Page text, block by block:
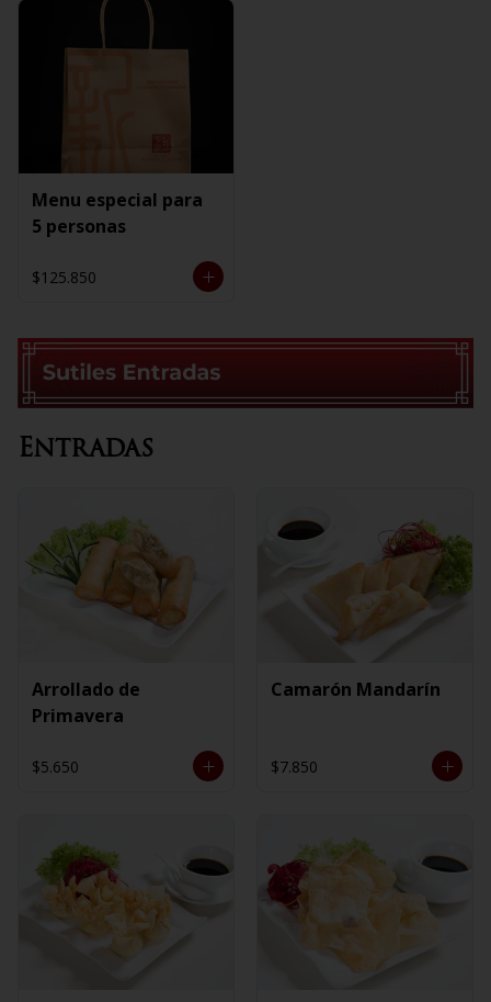
Menu especial para
5 personas
$125.850
Entradas
Arrollado de
Primavera
$5.650
Camarón Mandarín
$7.850